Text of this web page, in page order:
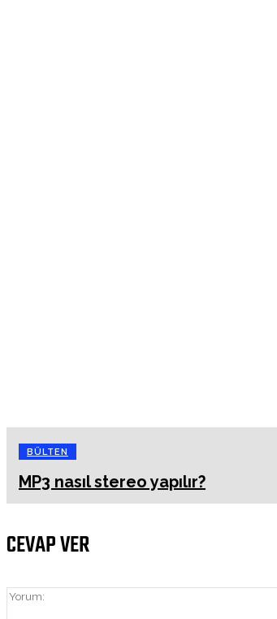
BÜLTEN
MP3 nasıl stereo yapılır?
CEVAP VER